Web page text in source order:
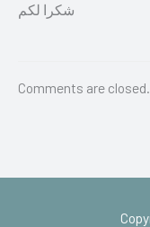
شكرا لكم
Comments are closed.